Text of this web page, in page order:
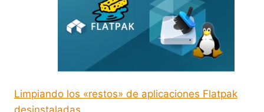
Limpiando los «restos» de aplicaciones Flatpak